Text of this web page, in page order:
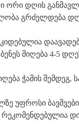
ორი დღის
გრძელდება
მიღება 4-5
ჭამის
უფროსი
რეკომენდებულია